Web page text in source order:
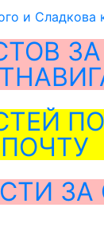
и
ПОЧТУ
ЗА